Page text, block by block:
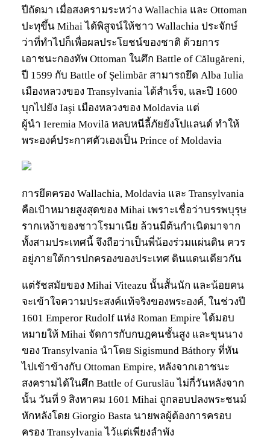
ปีถัดมา เมื่อสงครามระหว่าง Wallachia และ Ottoman
ปะทุขึ้น Mihai ได้พิสูจน์ให้ชาว Wallachia ประจักษ์
ว่าที่ทำไปก็เพื่อผลประโยชน์ของชาติ ด้วยการ
เอาชนะกองทัพ Ottoman ในศึก Battle of Călugăreni,
ปี 1599 กับ Battle of Şelimbăr สามารถยึด Alba Iulia
เมืองหลวงของ Transylvania ได้สำเร็จ, และปี 1600
บุกไปยัง Iaşi เมืองหลวงของ Moldavia แต่
ผู้นำ Ieremia Movilă หลบหนีลี้ภัยยังโปแลนด์ ทำให้
พระองค์ประกาศตัวเองเป็น Prince of Moldavia
การยึดครอง Wallachia, Moldavia และ Transylvania
คือเป้าหมายสูงสุดของ Mihai เพราะเชื่อว่าบรรพบุรุษ
รากเหง้าของชาวโรมาเนีย ล้วนมีต้นกำเนิดมาจาก
ทั้งสามประเทศนี้ จึงถือว่าเป็นพี่น้องร่วมแผ่นดิน ควร
อยู่ภายใต้การปกครองของประเทศ ดินแดนเดียวกัน
แต่รัชสมัยของ Mihai Viteazu นั้นสั้นนัก และน้อยคน
จะเข้าใจความประสงค์แท้จริงของพระองค์, ในช่วงปี
1601 Emperor Rudolf แห่ง Roman Empire ได้มอบ
หมายให้ Mihai จัดการกับกบฎคนชั้นสูง และขุนนาง
ของ Transylvania นำโดย Sigismund Báthory ที่หัน
ไปเข้าข้างกับ Ottoman Empire, หลังจากเอาชนะ
สงครามได้ในศึก Battle of Guruslău ไม่กี่วันหลังจาก
นั้น วันที่ 9 สิงหาคม 1601 Mihai ถูกลอบปลงพระชนม์
หักหลังโดย Giorgio Basta นายพลผู้ต้องการครอบ
ครอง Transylvania ไว้แต่เพียงลำพัง